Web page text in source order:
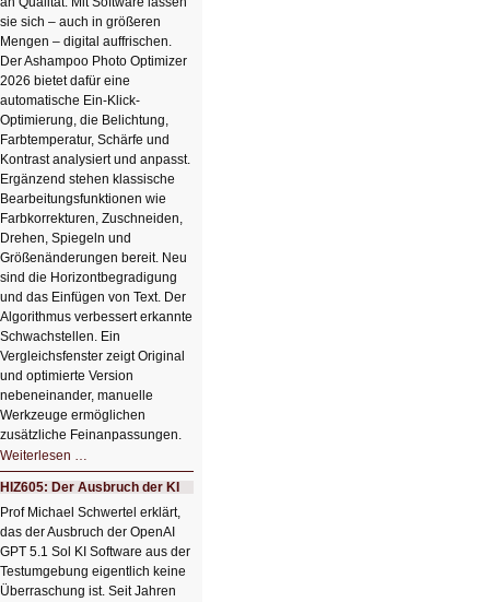
sie sich – auch in größeren
Mengen – digital auffrischen.
Der Ashampoo Photo Optimizer
2026 bietet dafür eine
automatische Ein-Klick-
Optimierung, die Belichtung,
Farbtemperatur, Schärfe und
Kontrast analysiert und anpasst.
Ergänzend stehen klassische
Bearbeitungsfunktionen wie
Farbkorrekturen, Zuschneiden,
Drehen, Spiegeln und
Größenänderungen bereit. Neu
sind die Horizontbegradigung
und das Einfügen von Text. Der
Algorithmus verbessert erkannte
Schwachstellen. Ein
Vergleichsfenster zeigt Original
und optimierte Version
nebeneinander, manuelle
Werkzeuge ermöglichen
zusätzliche Feinanpassungen.
Weiterlesen …
Bildverschönerung
mit
einem
Klick
HIZ606:
Bildverschönerung
mit
einem
Klick
HIZ605: Der Ausbruch der KI
Prof Michael Schwertel erklärt,
das der Ausbruch der OpenAI
GPT 5.1 Sol KI Software aus der
Testumgebung eigentlich keine
Überraschung ist. Seit Jahren